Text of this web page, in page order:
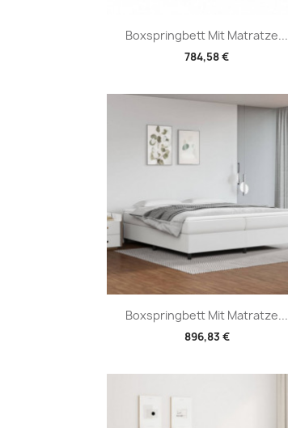
Boxspringbett Mit Matratze...
784,58 €
Vorschau
Boxspringbett Mit Matratze...
896,83 €
Vorschau